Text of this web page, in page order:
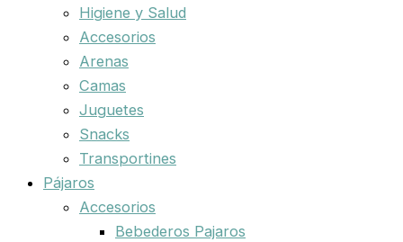
Higiene y Salud
Accesorios
Arenas
Camas
Juguetes
Snacks
Transportines
Pájaros
Accesorios
Bebederos Pajaros